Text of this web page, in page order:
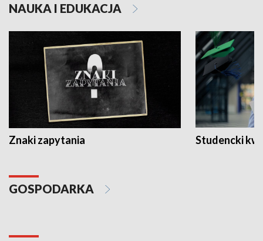
NAUKA I EDUKACJA
Znaki zapytania Studencki
GOSPODARKA